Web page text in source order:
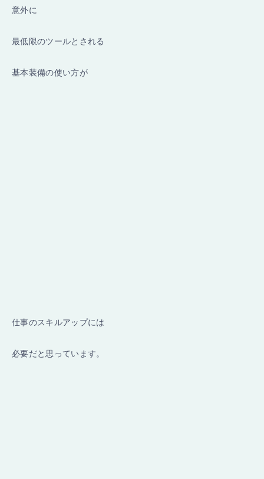
意外に
最低限のツールとされる
基本装備の使い方が
仕事のスキルアップには
必要だと思っています。